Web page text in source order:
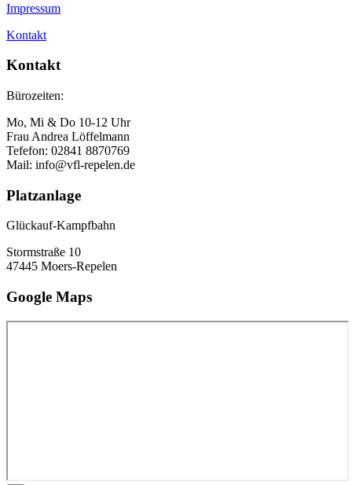
Impressum
Kontakt
Kontakt
Bürozeiten:
Mo, Mi & Do 10-12 Uhr
Frau Andrea Löffelmann
Tefefon: 02841 8870769
Mail: info@vfl-repelen.de
Platzanlage
Glückauf-Kampfbahn
Stormstraße 10
47445 Moers-Repelen
Google Maps